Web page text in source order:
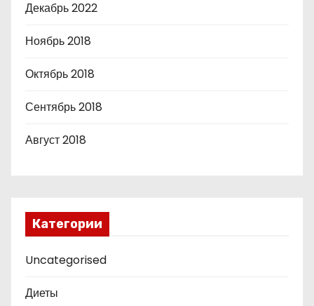
Декабрь 2022
Ноябрь 2018
Октябрь 2018
Сентябрь 2018
Август 2018
Категории
Uncategorised
Диеты